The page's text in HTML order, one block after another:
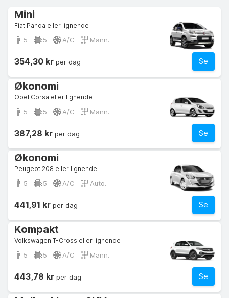
Mini
Fiat Panda eller lignende
5 5 A/C Mann.
Se
354,30 kr per dag
Økonomi
Opel Corsa eller lignende
5 5 A/C Mann.
Se
387,28 kr per dag
Økonomi
Peugeot 208 eller lignende
5 5 A/C Auto.
Se
441,91 kr per dag
Kompakt
Volkswagen T-Cross eller lignende
5 5 A/C Mann.
Se
443,78 kr per dag